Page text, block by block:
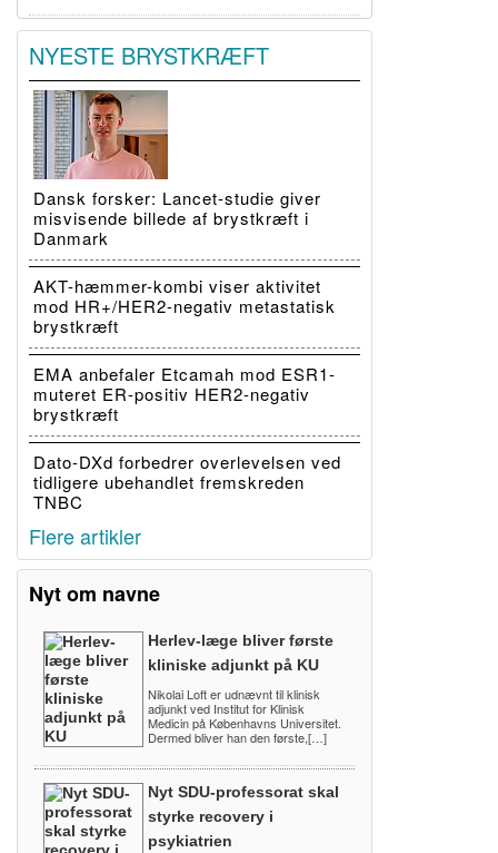
NYESTE BRYSTKRÆFT
Dansk forsker: Lancet-studie giver
misvisende billede af brystkræft i
Danmark
AKT-hæmmer-kombi viser aktivitet
mod HR+/HER2-negativ metastatisk
brystkræft
EMA anbefaler Etcamah mod ESR1-
muteret ER-positiv HER2-negativ
brystkræft
Dato-DXd forbedrer overlevelsen ved
tidligere ubehandlet fremskreden
TNBC
Flere artikler
Nyt om navne
Herlev-læge bliver første
kliniske adjunkt på KU
Nikolai Loft er udnævnt til klinisk
adjunkt ved Institut for Klinisk
Medicin på Københavns Universitet.
Dermed bliver han den første,[…]
Nyt SDU-professorat skal
styrke recovery i
psykiatrien